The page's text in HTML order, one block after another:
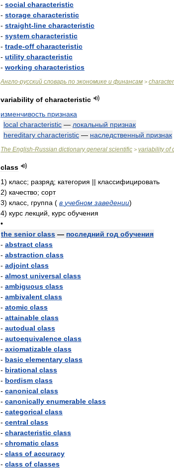
- social characteristic
- storage characteristic
- straight-line characteristic
- system characteristic
- trade-off characteristic
- utility characteristic
- working characteristics
Англо-русский словарь по экономике и финансам >
variability of characteristic
изменчивость признака
local characteristic — локальный признак
hereditary characteristic — наследственный признак
The English-Russian dictionary general scientific > variability of
class
1) класс; разряд; категория || классифицировать
2) качество; сорт
3) класс группа ( в учебном заведении)
4) курс лекций курс обучения
•
the senior class — последний год обучения
- abstract class
- abstraction class
- adjoint class
- almost universal class
- ambiguous class
- ambivalent class
- atomic class
- attainable class
- autodual class
- autoequivalence class
- axiomatizable class
- basic elementary class
- birational class
- bordism class
- canonical class
- canonically enumerable class
- categorical class
- central class
- characteristic class
- chromatic class
- class of accuracy
- class of classes